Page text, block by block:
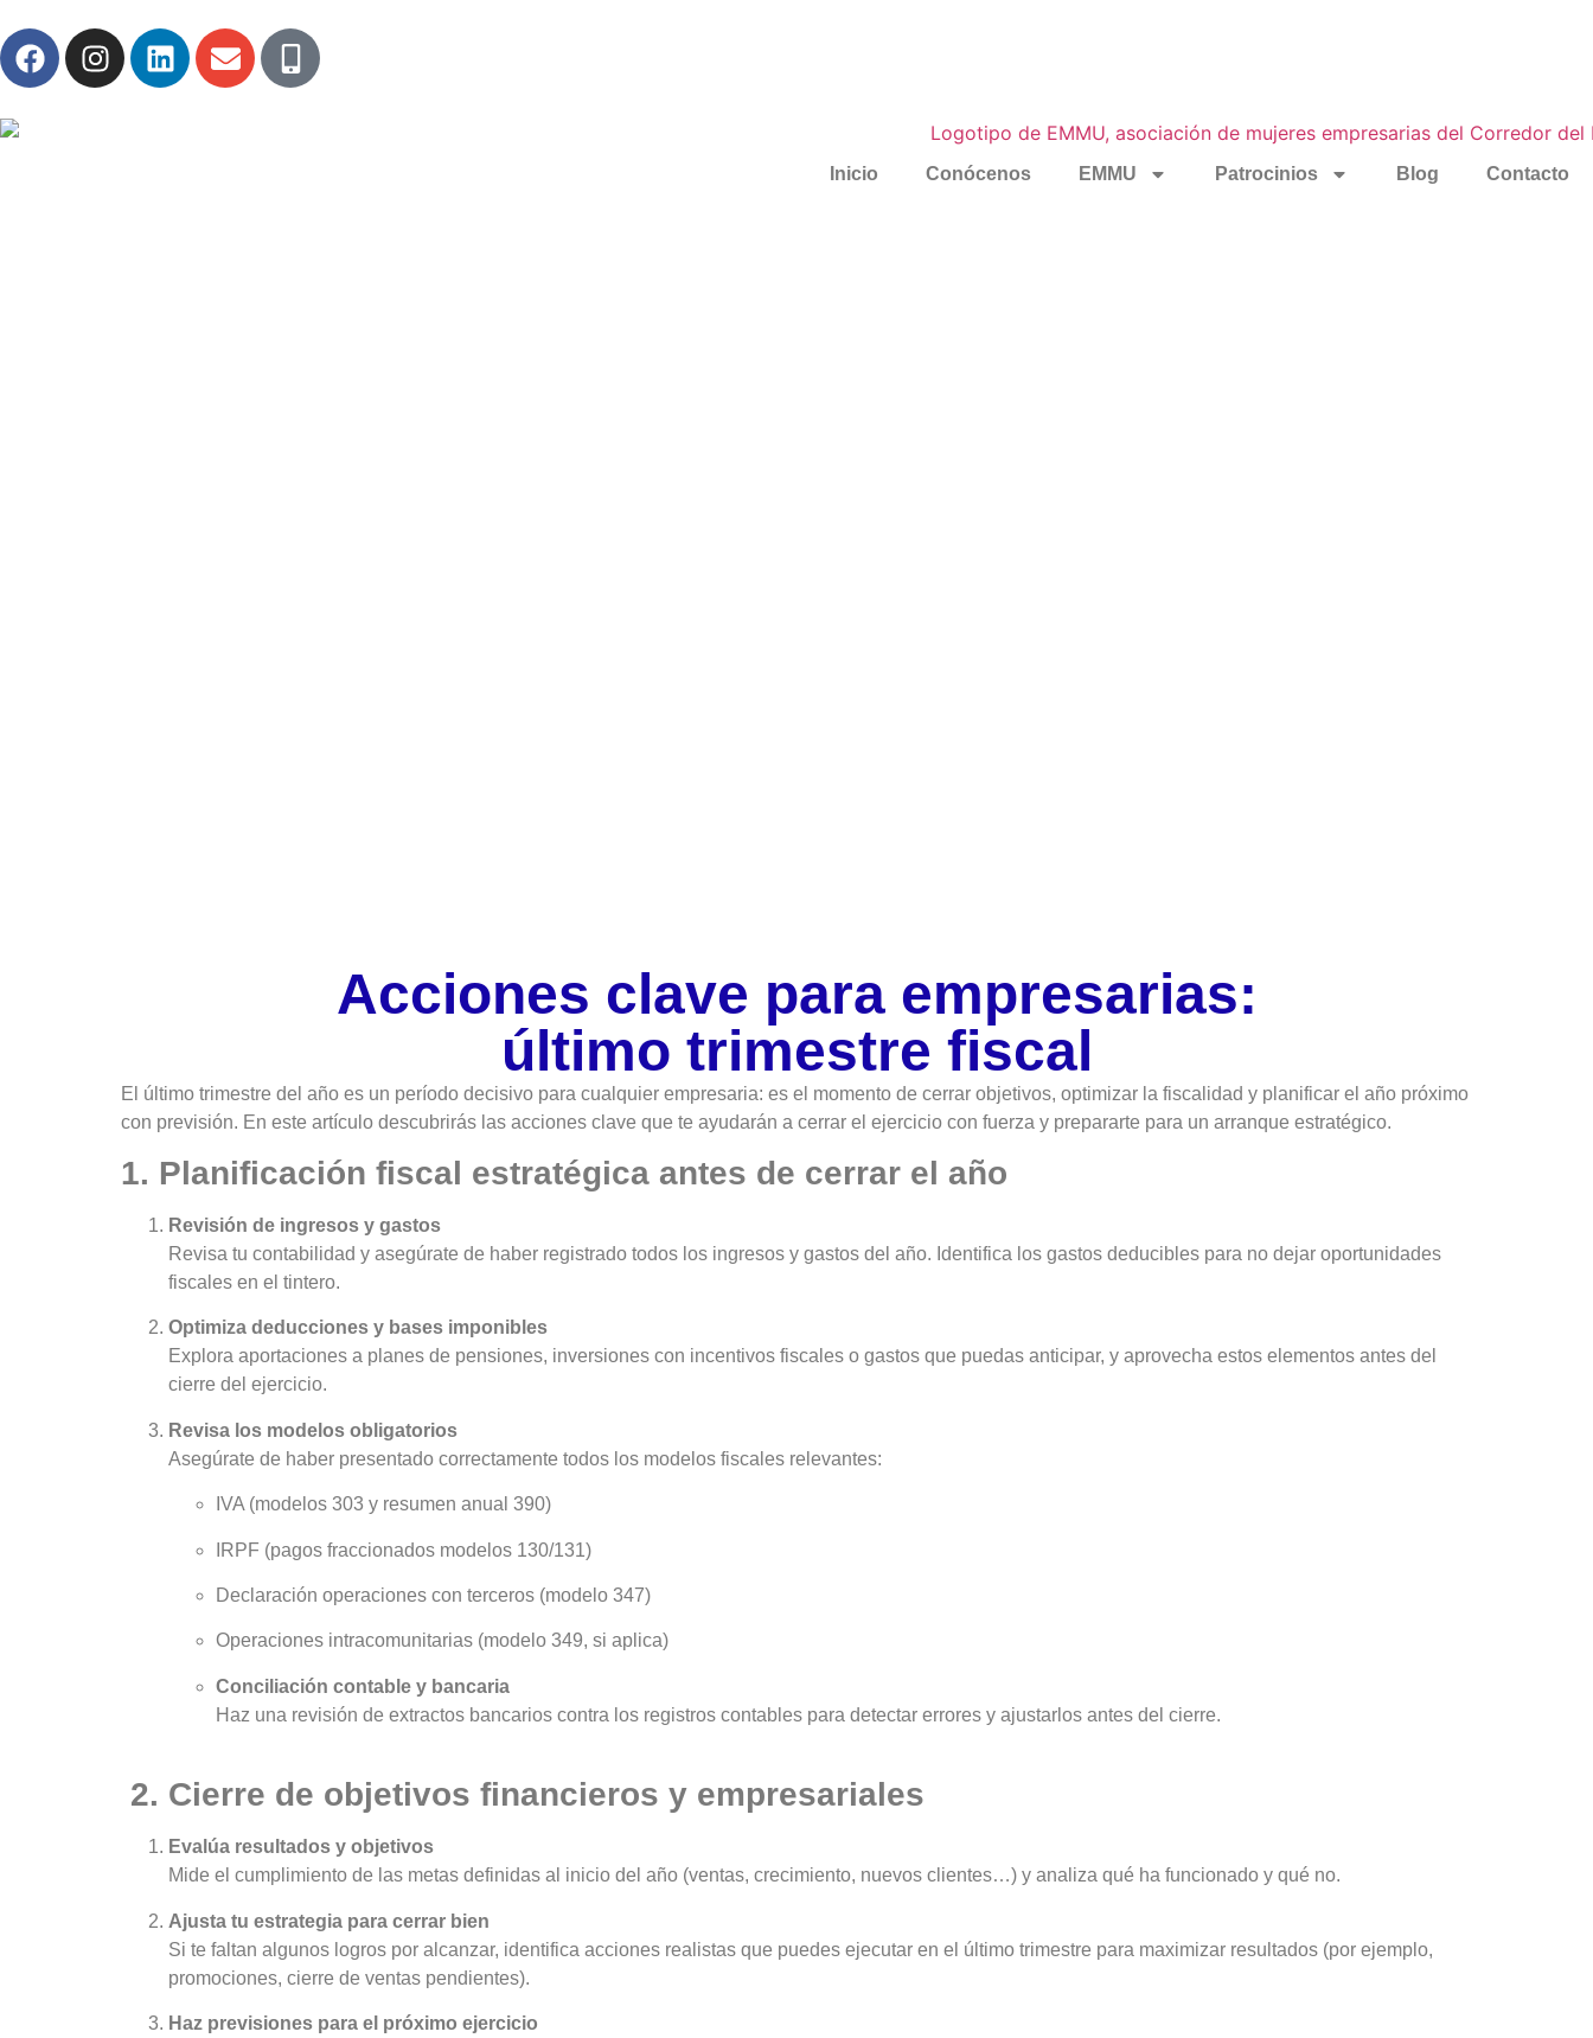
Inicio Conócenos EMMU Patrocinios Blog Contacto
Acciones clave para empresarias:
último trimestre fiscal
El último trimestre del año es un período decisivo para cualquier empresaria: es el momento de cerrar objetivos, optimizar la fiscalidad y planificar el año próximo
con previsión. En este artículo descubrirás las acciones clave que te ayudarán a cerrar el ejercicio con fuerza y prepararte para un arranque estratégico.
1. Planificación fiscal estratégica antes de cerrar el año
Revisión de ingresos y gastos
Revisa tu contabilidad y asegúrate de haber registrado todos los ingresos y gastos del año. Identifica los gastos deducibles para no dejar oportunidades
fiscales en el tintero.
Optimiza deducciones y bases imponibles
Explora aportaciones a planes de pensiones, inversiones con incentivos fiscales o gastos que puedas anticipar, y aprovecha estos elementos antes del
cierre del ejercicio.
Revisa los modelos obligatorios
Asegúrate de haber presentado correctamente todos los modelos fiscales relevantes:
IVA (modelos 303 y resumen anual 390)
IRPF (pagos fraccionados modelos 130/131)
Declaración operaciones con terceros (modelo 347)
Operaciones intracomunitarias (modelo 349, si aplica)
Conciliación contable y bancaria
Haz una revisión de extractos bancarios contra los registros contables para detectar errores y ajustarlos antes del cierre.
2. Cierre de objetivos financieros y empresariales
Evalúa resultados y objetivos
Mide el cumplimiento de las metas definidas al inicio del año (ventas, crecimiento, nuevos clientes…) y analiza qué ha funcionado y qué no.
Ajusta tu estrategia para cerrar bien
Si te faltan algunos logros por alcanzar, identifica acciones realistas que puedes ejecutar en el último trimestre para maximizar resultados (por ejemplo,
promociones, cierre de ventas pendientes).
Haz previsiones para el próximo ejercicio